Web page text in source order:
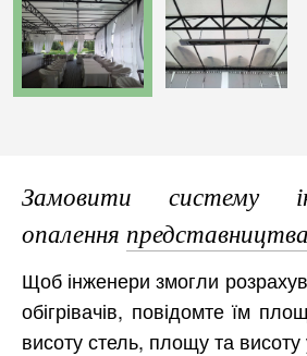
Замовити систему
опалення представництва
Щоб інженери змогли
обігрівачів, повідомте їм
висоту стель, площу та висоту